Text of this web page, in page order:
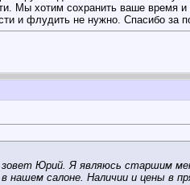
Мы хотим сохранить ваше время
и флудить не нужно. Спасибо за
Юрий. Я являюсь старшим
нашем салоне. Наличии и цены в